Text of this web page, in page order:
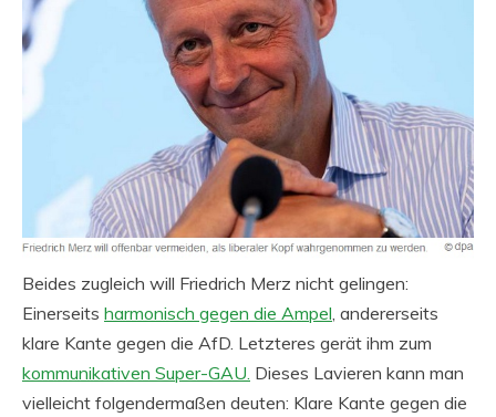
Beides zugleich will Friedrich Merz nicht gelingen:
Einerseits harmonisch gegen die Ampel, andererseits
klare Kante gegen die AfD. Letzteres gerät ihm zum
kommunikativen Super-GAU. Dieses Lavieren kann man
vielleicht folgendermaßen deuten: Klare Kante gegen die